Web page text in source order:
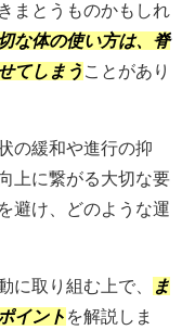
まとうものかもしれ
な体の使い方は、脊
てしまう ことがあり
の緩和や進行の抑
上に繋がる大切な要
避け、どのような運
に取り組む上で、
ま
イント を解説しま